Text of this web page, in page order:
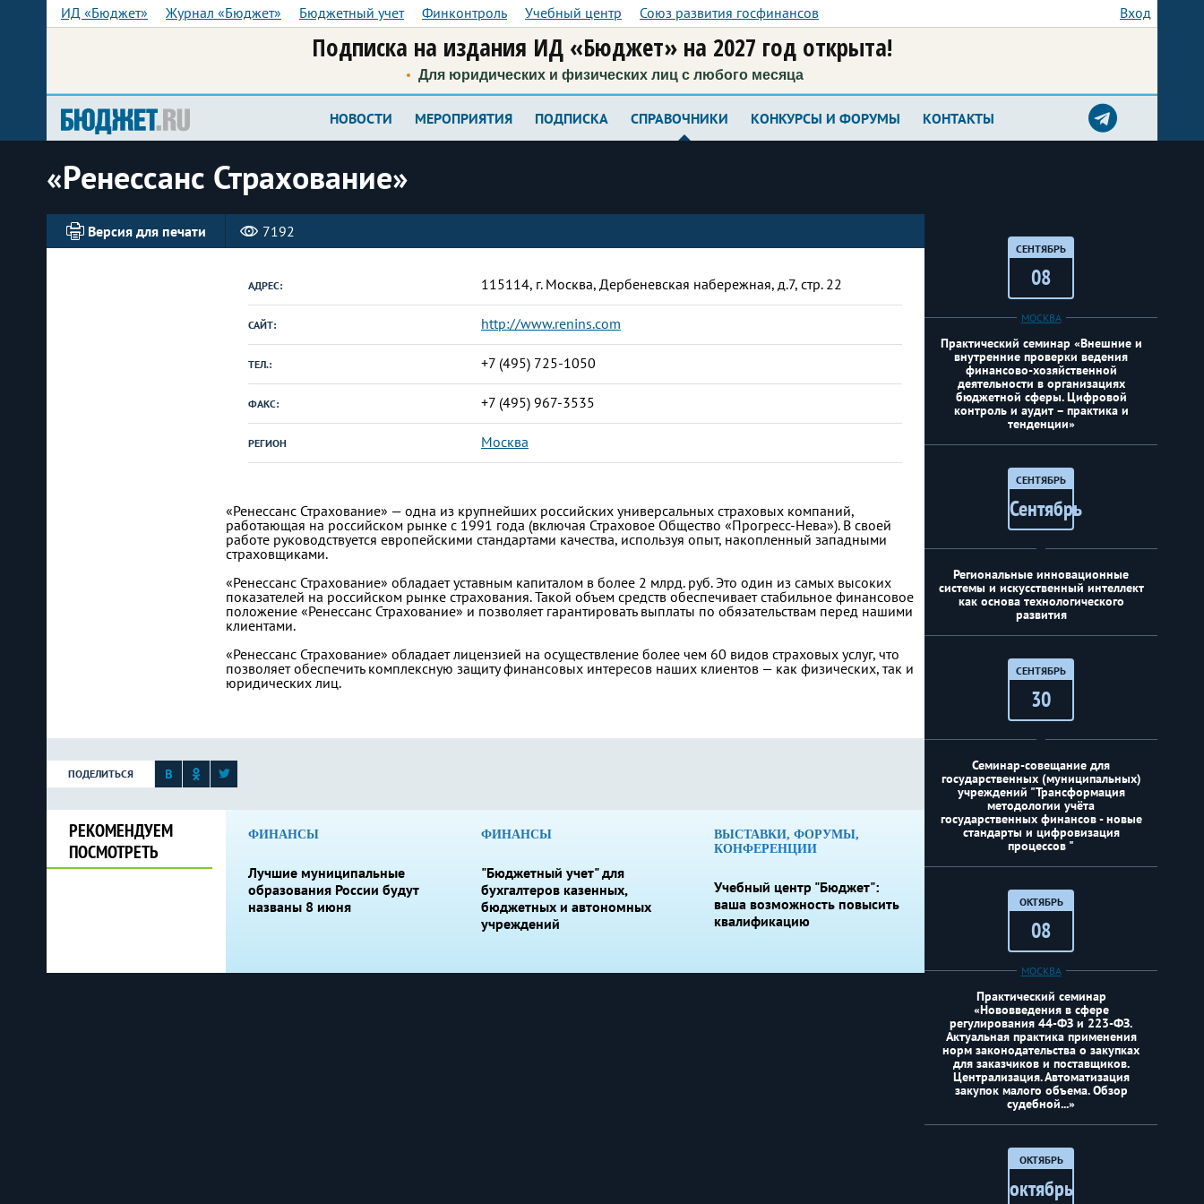
ИД «Бюджет» Журнал «Бюджет» Бюджетный учет Финконтроль Учебный центр Союз развития госфинансов Вход
Подписка на издания ИД «Бюджет» на 2027 год открыта!
Для юридических и физических лиц с любого месяца
НОВОСТИ МЕРОПРИЯТИЯ ПОДПИСКА СПРАВОЧНИКИ КОНКУРСЫ И ФОРУМЫ КОНТАКТЫ
«Ренессанс Страхование»
Версия для печати 7192
АДРЕС: 115114, г. Москва, Дербеневская набережная, д.7, стр. 22
САЙТ: http://www.renins.com
ТЕЛ.: +7 (495) 725-1050
ФАКС: +7 (495) 967-3535
РЕГИОН Москва
«Ренессанс Страхование» — одна из крупнейших российских универсальных страховых компаний,
работающая на российском рынке с 1991 года (включая Страховое Общество «Прогресс-Нева»). В своей
работе руководствуется европейскими стандартами качества, используя опыт, накопленный западными
страховщиками.
«Ренессанс Страхование» обладает уставным капиталом в более 2 млрд. руб. Это один из самых высоких
показателей на российском рынке страхования. Такой объем средств обеспечивает стабильное финансовое
положение «Ренессанс Страхование» и позволяет гарантировать выплаты по обязательствам перед нашими
клиентами.
«Ренессанс Страхование» обладает лицензией на осуществление более чем 60 видов страховых услуг, что
позволяет обеспечить комплексную защиту финансовых интересов наших клиентов — как физических, так и
юридических лиц.
ПОДЕЛИТЬСЯ
РЕКОМЕНДУЕМ
ПОСМОТРЕТЬ
ФИНАНСЫ
Лучшие муниципальные
образования России будут
названы 8 июня
ФИНАНСЫ
"Бюджетный учет" для
бухгалтеров казенных,
бюджетных и автономных
учреждений
ВЫСТАВКИ, ФОРУМЫ,
КОНФЕРЕНЦИИ
Учебный центр "Бюджет":
ваша возможность повысить
квалификацию
СЕНТЯБРЬ
08
МОСКВА
Практический семинар «Внешние и
внутренние проверки ведения
финансово-хозяйственной
деятельности в организациях
бюджетной сферы. Цифровой
контроль и аудит – практика и
тенденции»
СЕНТЯБРЬ
Сентябрь
Региональные инновационные
системы и искусственный интеллект
как основа технологического
развития
СЕНТЯБРЬ
30
Семинар-совещание для
государственных (муниципальных)
учреждений "Трансформация
методологии учёта
государственных финансов - новые
стандарты и цифровизация
процессов "
ОКТЯБРЬ
08
МОСКВА
Практический семинар
«Нововведения в сфере
регулирования 44-ФЗ и 223-ФЗ.
Актуальная практика применения
норм законодательства о закупках
для заказчиков и поставщиков.
Централизация. Автоматизация
закупок малого объема. Обзор
судебной...»
ОКТЯБРЬ
октябрь